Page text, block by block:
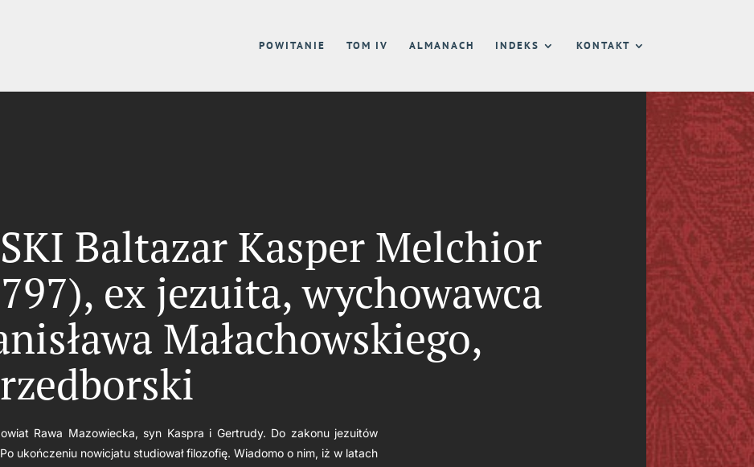
POWITANIE TOM IV ALMANACH INDEKS KONTAKT
Baltazar Kasper Melchior
ex jezuita, wychowawca
Małachowskiego,
Rawa Mazowiecka, syn Kaspra i Gertrudy. Do zakonu jezuitów
ukończeniu nowicjatu studiował filozofię. Wiadomo o nim, iż w latach